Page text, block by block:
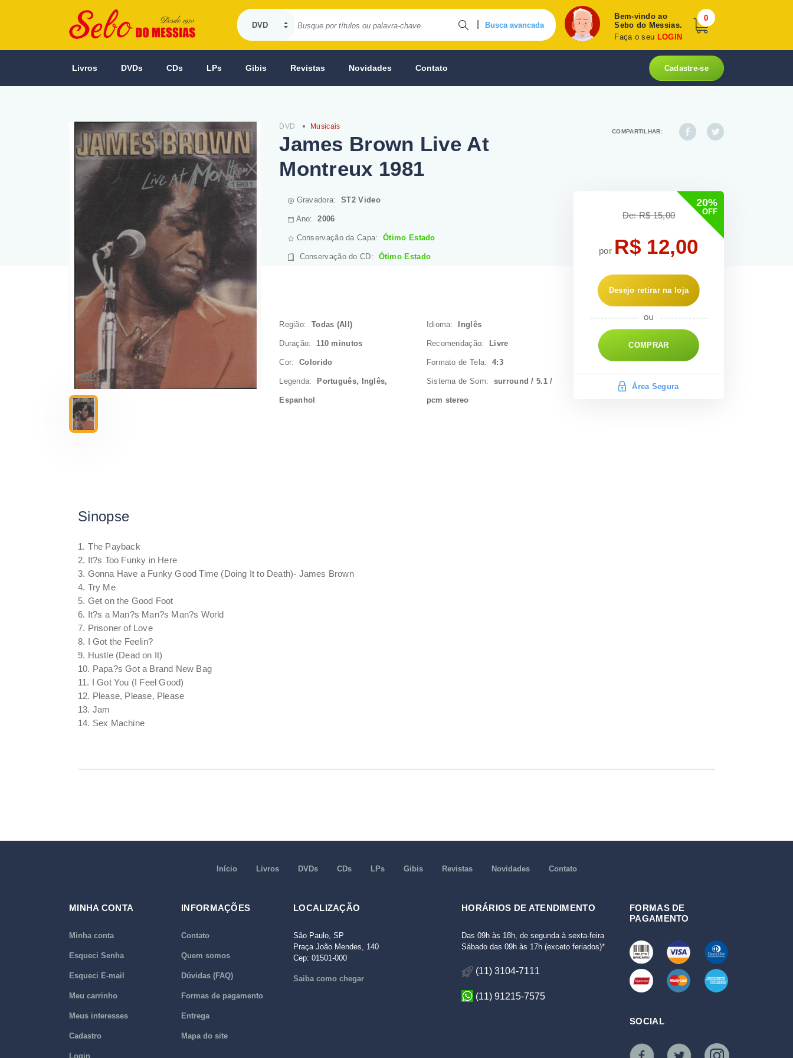
Busca avancada
Bem-vindo ao
Sebo do Messias.
Faça o seu LOGIN
0
Livros DVDs CDs LPs Gibis Revistas Novidades Contato Cadastre-se
DVD Musicais
James Brown Live At
Montreux 1981
Gravadora:ST2 Video
Ano:2006
Conservação da Capa:Ótimo Estado
Conservação do CD: Ótimo Estado
Região: Todas (All) Idioma: Inglês
Duração:110 minutos Recomendação: Livre
Cor:Colorido Formato de Tela:4:3
Legenda: Português, Inglês,
Espanhol
Sistema de Som: surround / 5.1 /
pcm stereo
COMPARTILHAR:
20%
OFF
De: R$ 15,00
por R$ 12,00
Desejo retirar na loja
COMPRAR
Área Segura
Sinopse
1. The Payback
2. It?s Too Funky in Here
3. Gonna Have a Funky Good Time (Doing It to Death)- James Brown
4. Try Me
5. Get on the Good Foot
6. It?s a Man?s Man?s Man?s World
7. Prisoner of Love
8. I Got the Feelin?
9. Hustle (Dead on It)
10. Papa?s Got a Brand New Bag
11. I Got You (I Feel Good)
12. Please, Please, Please
13. Jam
14. Sex Machine
Início Livros DVDs CDs LPs Gibis Revistas Novidades Contato
MINHA CONTA
Minha conta
Esqueci Senha
Esqueci E-mail
Meu carrinho
Meus interesses
Cadastro
Login
INFORMAÇÕES
Contato
Quem somos
Dúvidas (FAQ)
Formas de pagamento
Entrega
Mapa do site
LOCALIZAÇÃO
São Paulo, SP
Praça João Mendes, 140
Cep: 01501-000
Saiba como chegar
HORÁRIOS DE ATENDIMENTO
Das 09h às 18h, de segunda à sexta-feira
Sábado das 09h às 17h (exceto feriados)*
(11) 3104-7111
(11) 91215-7575
FORMAS DE
PAGAMENTO
SOCIAL